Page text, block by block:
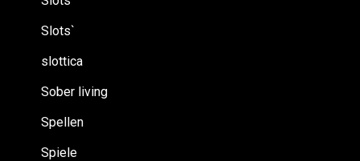
Slots`
slottica
Sober living
Spellen
Spiele